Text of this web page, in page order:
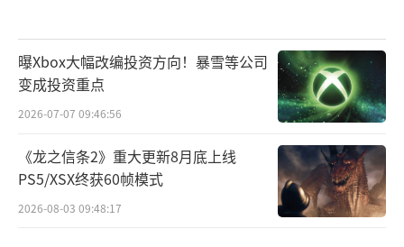
曝Xbox大幅改编投资方向！暴雪等公司
变成投资重点
2026-07-07 09:46:56
《龙之信条2》重大更新8月底上线
PS5/XSX终获60帧模式
2026-08-03 09:48:17